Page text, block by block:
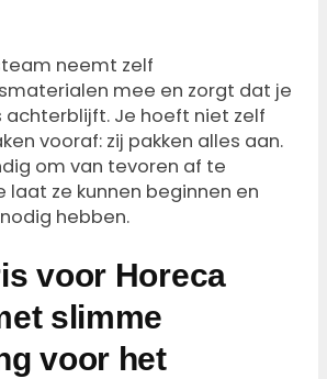
neemt zelf
mee en zorgt dat je
achterblijft. Je hoeft niet zelf
vooraf: zij pakken alles aan.
om van tevoren af te
laat ze kunnen beginnen en
hebben.
voor Horeca
slimme
voor het